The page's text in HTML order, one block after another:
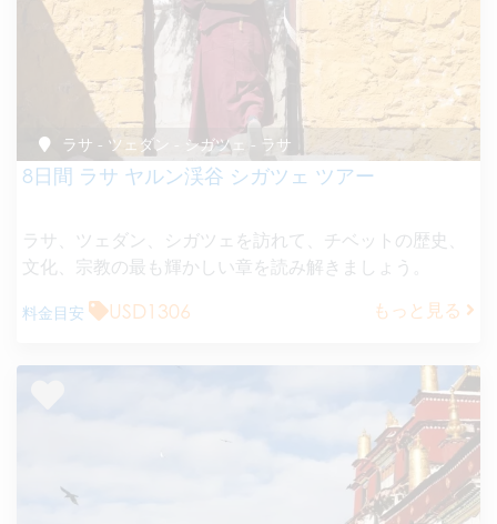
ラサ - ツェダン - シガツェ - ラサ
8日間 ラサ ヤルン渓谷 シガツェ ツアー
ラサ、ツェダン、シガツェを訪れて、チベットの歴史、
文化、宗教の最も輝かしい章を読み解きましょう。
料金目安 USD1306 もっと見る